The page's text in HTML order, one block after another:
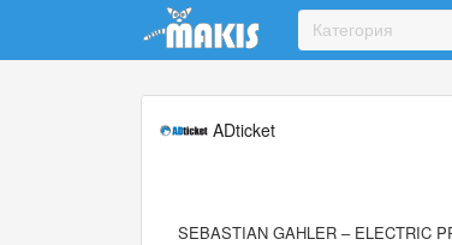
Update cookies preferences
Категория
ADticket
SEBASTIAN GAHLER – ELECTRIC